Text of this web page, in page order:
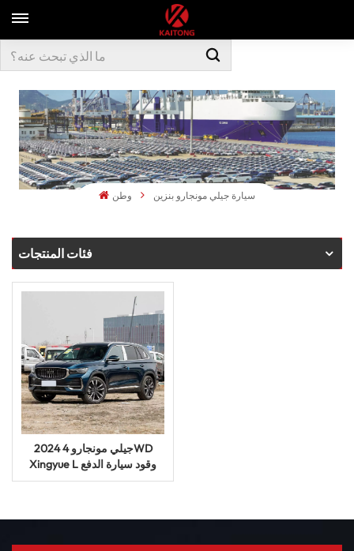
وطن سيارة جيلي مونجارو بنزين
فئات المنتجات
2024 جيلي مونجارو 4WD
Xingyue L وقود سيارة الدفع
الرباعي سيارة مستعملة جديدة